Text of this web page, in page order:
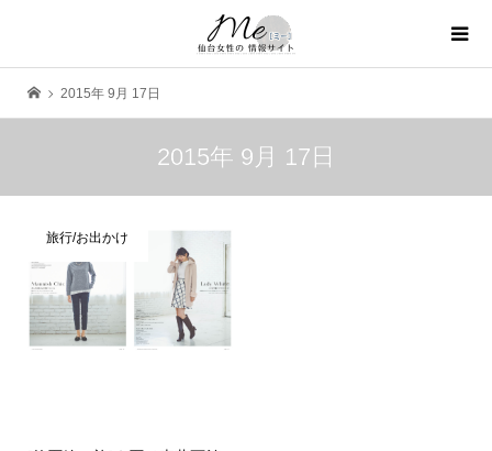
2015年 9月 17日
2015年 9月 17日
旅行/お出かけ